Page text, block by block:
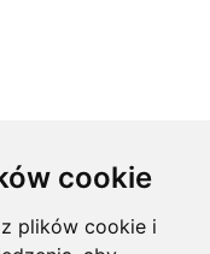
cookie
plików cookie i